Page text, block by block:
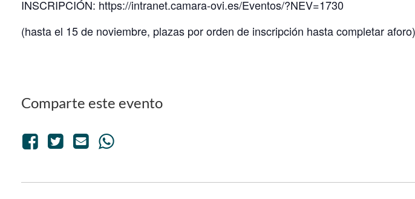
INSCRIPCIÓN: https://intranet.camara-ovi.es/Eventos/?NEV=1730
(hasta el 15 de noviembre, plazas por orden de inscripción hasta completar aforo)
Comparte este evento